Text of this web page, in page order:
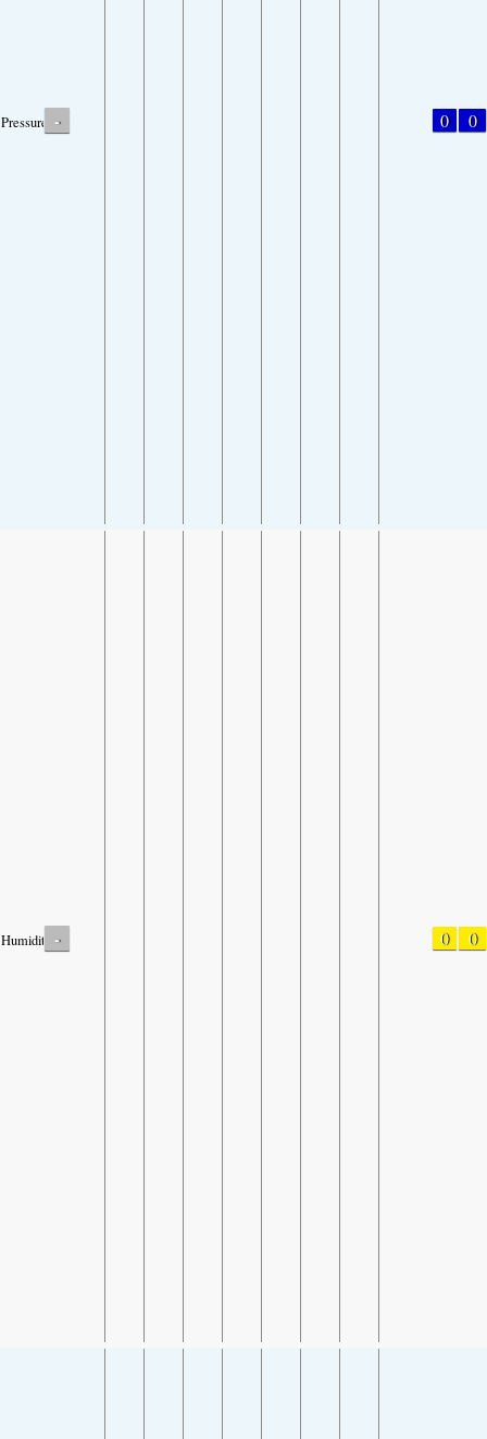
Pressure - 0 0
Humidity - 0 0